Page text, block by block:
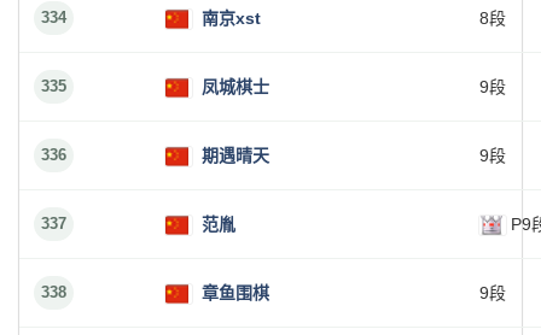
334 南京xst 8段
335 凤城棋士 9段
336 期遇晴天 9段
337 范胤 P9
338 章鱼围棋 9段